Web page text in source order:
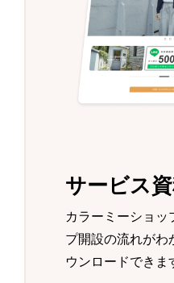
サービス
カラーミーショッ
プ開設の流れがわ
ウンロードできま